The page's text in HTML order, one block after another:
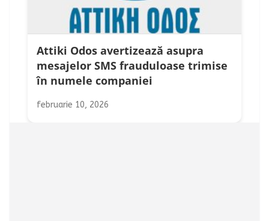
Attiki Odos avertizează asupra
mesajelor SMS frauduloase trimise
în numele companiei
februarie 10, 2026